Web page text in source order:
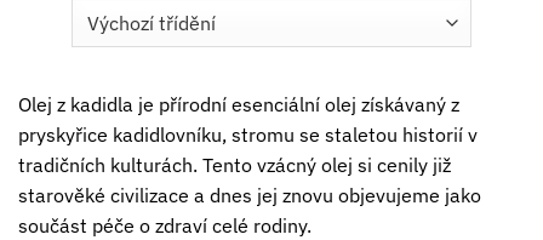
Olej z kadidla je přírodní esenciální olej získávaný z
pryskyřice kadidlovníku, stromu se staletou historií v
tradičních kulturách. Tento vzácný olej si cenily již
starověké civilizace a dnes jej znovu objevujeme jako
součást péče o zdraví celé rodiny.